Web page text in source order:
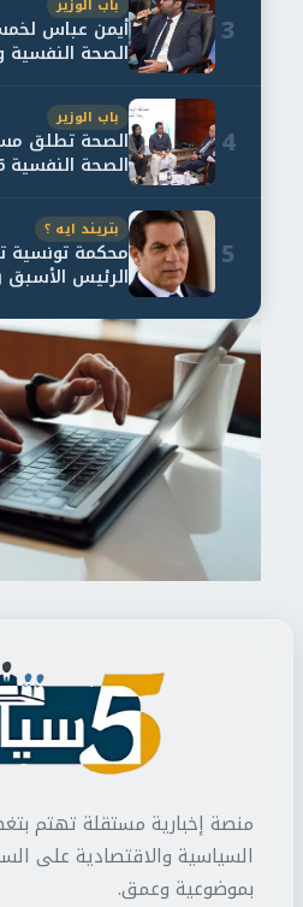
3
باب الوزير
أيمن عباس
الصحة النفسية
4
باب الوزير
5
بتريند ايه ؟
محكمة
الرئيس الأسبق
منصة إخبارية مستقلة تهتم
السياسية والاقتصادية على
بموضوعية وعمق.